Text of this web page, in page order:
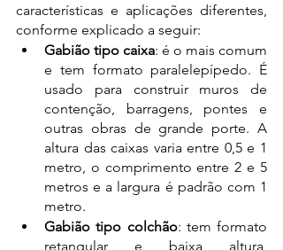
características e aplicações diferentes,
conforme explicado a seguir:
Gabião tipo caixa: é o mais comum
e tem formato paralelepípedo. É
usado para construir muros de
contenção, barragens, pontes e
outras obras de grande porte. A
altura das caixas varia entre 0,5 e 1
metro, o comprimento entre 2 e 5
metros e a largura é padrão com 1
metro.
Gabião tipo colchão: tem formato
retangular e baixa altura,